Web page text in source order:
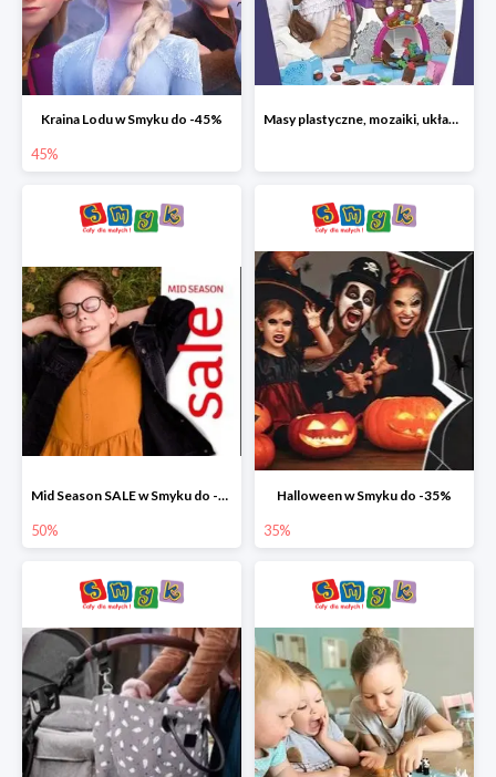
Kraina Lodu w Smyku do -45%
45%
Masy plastyczne, mozaiki, układanki do -45%
Mid Season SALE w Smyku do -50%
50%
Halloween w Smyku do -35%
35%